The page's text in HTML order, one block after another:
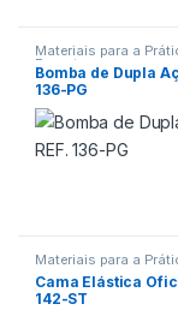
Materiais para a
Esportes
Bomba de Dupla
136-PG
Materiais para a
Esportes
Cama Elástica
142-ST